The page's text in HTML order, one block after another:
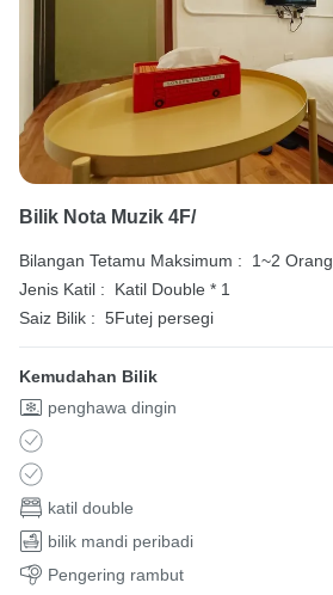
Bilik Nota Muzik 4F/
Bilangan Tetamu Maksimum :
1~2 Orang
Jenis Katil :
Katil Double * 1
Saiz Bilik : 5Futej persegi
Kemudahan Bilik
penghawa dingin
katil double
bilik mandi peribadi
Pengering rambut